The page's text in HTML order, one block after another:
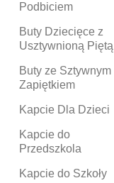
Podbiciem
Buty Dziecięce z
Usztywnioną Piętą
Buty ze Sztywnym
Zapiętkiem
Kapcie Dla Dzieci
Kapcie do
Przedszkola
Kapcie do Szkoły